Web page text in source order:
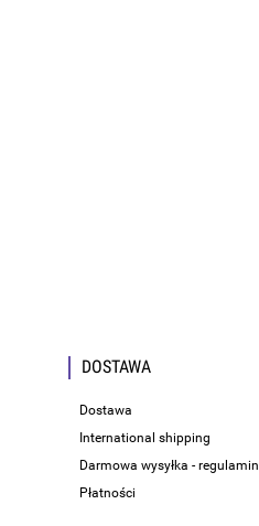
DOSTAWA
Dostawa
International shipping
Darmowa wysyłka - regulamin
Płatności